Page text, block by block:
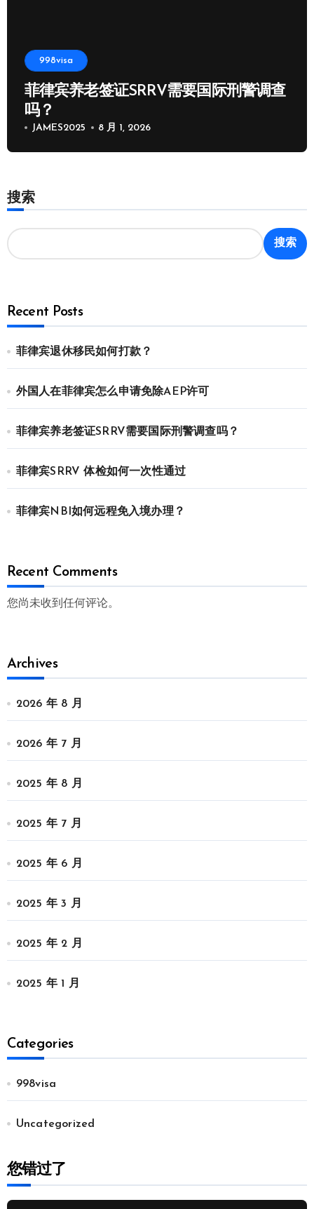
998visa
菲律宾养老签证SRRV需要国际刑警调查
吗？
JAMES2025 8 月 1, 2026
搜索
搜索
Recent Posts
菲律宾退休移民如何打款？
外国人在菲律宾怎么申请免除AEP许可
菲律宾养老签证SRRV需要国际刑警调查吗？
菲律宾SRRV 体检如何一次性通过
菲律宾NBI如何远程免入境办理？
Recent Comments
您尚未收到任何评论。
Archives
2026 年 8 月
2026 年 7 月
2025 年 8 月
2025 年 7 月
2025 年 6 月
2025 年 3 月
2025 年 2 月
2025 年 1 月
Categories
998visa
Uncategorized
您错过了